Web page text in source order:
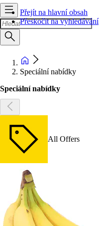
Přejít na hlavní obsah
Přeskočit na vyhledávání
Speciální nabídky
Speciální nabídky
All Offers